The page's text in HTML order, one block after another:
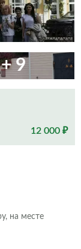
+ 9
12 000 ₽
на месте